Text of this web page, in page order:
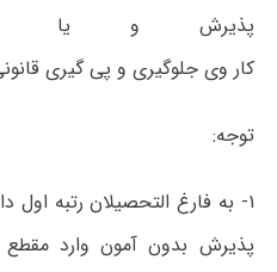
پذیرش و یا
کار وی جلوگیری و پی گیری
توجه:
۱- به فارغ التحصیلان رتبه
پذیرش بدون آمون وارد مقطع